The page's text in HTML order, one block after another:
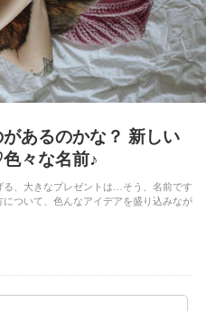
あるのかな？ 新しい
々な名前♪
、大きなプレゼントは…そう、名前です
ついて、色んなアイデアを盛り込みなが